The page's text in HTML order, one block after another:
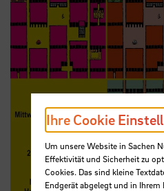
Ihre Cookie
Um unsere Website in Sachen
Effektivität und Sicherheit zu
Cookies. Das sind kleine
Endgerät abgelegt und in